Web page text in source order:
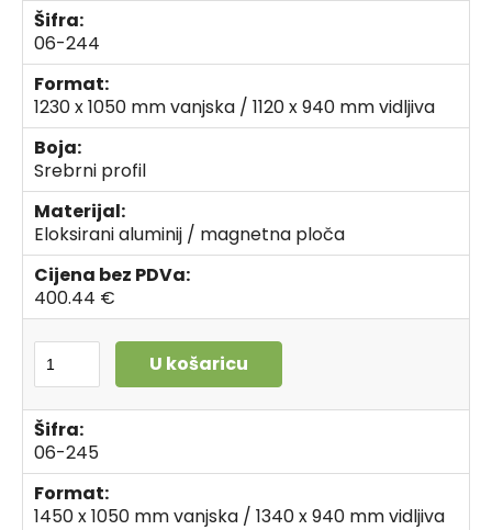
Šifra:
06-244
Format:
1230 x 1050 mm vanjska / 1120 x 940 mm vidljiva
Boja:
Srebrni profil
Materijal:
Eloksirani aluminij / magnetna ploča
Cijena bez PDVa:
400.44 €
U košaricu
Šifra:
06-245
Format:
1450 x 1050 mm vanjska / 1340 x 940 mm vidljiva